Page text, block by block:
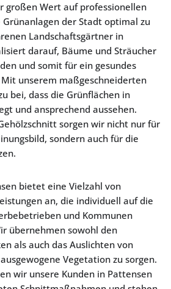
großen Wert auf professionellen
der Stadt optimal zu
Landschaftsgärtner in
darauf, Bäume und Sträucher
und somit für ein gesundes
unserem maßgeschneiderten
bei, dass die Grünflächen in
und ansprechend aussehen.
sorgen wir nicht nur für
sondern auch für die
bietet eine Vielzahl von
an, die individuell auf die
und Kommunen
übernehmen sowohl den
als auch das Auslichten von
Vegetation zu sorgen.
wir unsere Kunden in Pattensen